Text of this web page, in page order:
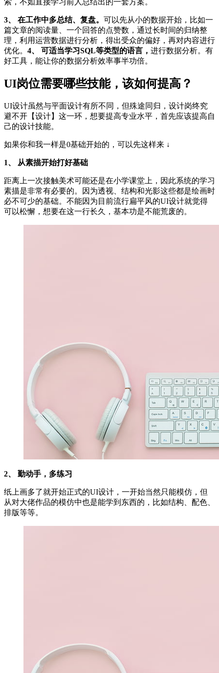
3、 在工作中多总结、复盘。 可以先从小的数据开始，比如一
篇文章的阅读量、一个回答的点赞数，通过长时间的归纳整
理，利用运营数据进行分析，得出受众的偏好，再对内容进行
优化。 4、 可适当学习SQL等类型的语言， 进行数据分析。有
好工具，能让你的数据分析效率事半功倍。
UI岗位需要哪些技能，该如何提高？
UI设计虽然与平面设计有所不同，但殊途同归，设计岗终究
避不开【设计】这一环，想要提高专业水平，首先应该提高自
己的设计技能。
如果你和我一样是0基础开始的，可以先这样来 ↓
1、 从素描开始打好基础
距离上一次接触美术可能还是在小学课堂上，因此系统的学习
素描是非常有必要的。因为透视、结构和光影这些都是绘画时
必不可少的基础。不能因为目前流行扁平风的UI设计就觉得
可以松懈，想要在这一行长久，基本功是不能荒废的。
2、 勤动手，多练习
纸上画多了就开始正式的UI设计，一开始当然只能模仿，但
从对大佬作品的模仿中也是能学到东西的，比如结构、配色、
排版等等。